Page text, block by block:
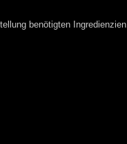
benötigten Ingredienzien.